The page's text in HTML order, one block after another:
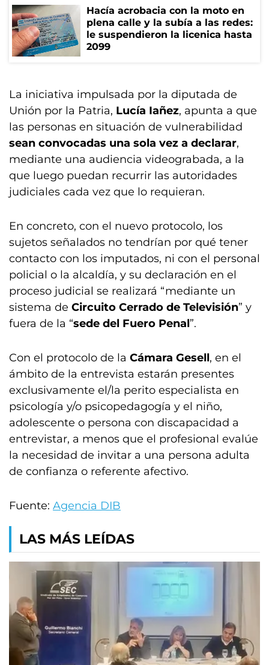
Hacía acrobacia con la moto en
plena calle y la subía a las redes:
le suspendieron la licenica hasta
2099
La iniciativa impulsada por la diputada de
Unión por la Patria, Lucía Iañez, apunta a que
las personas en situación de vulnerabilidad
sean convocadas una sola vez a declarar,
mediante una audiencia videograbada, a la
que luego puedan recurrir las autoridades
judiciales cada vez que lo requieran.
En concreto, con el nuevo protocolo, los
sujetos señalados no tendrían por qué tener
contacto con los imputados, ni con el personal
policial o la alcaldía, y su declaración en el
proceso judicial se realizará “mediante un
sistema de Circuito Cerrado de Televisión” y
fuera de la “sede del Fuero Penal”.
Con el protocolo de la Cámara Gesell, en el
ámbito de la entrevista estarán presentes
exclusivamente el/la perito especialista en
psicología y/o psicopedagogía y el niño,
adolescente o persona con discapacidad a
entrevistar, a menos que el profesional evalúe
la necesidad de invitar a una persona adulta
de confianza o referente afectivo.
Fuente: Agencia DIB
LAS MÁS LEÍDAS